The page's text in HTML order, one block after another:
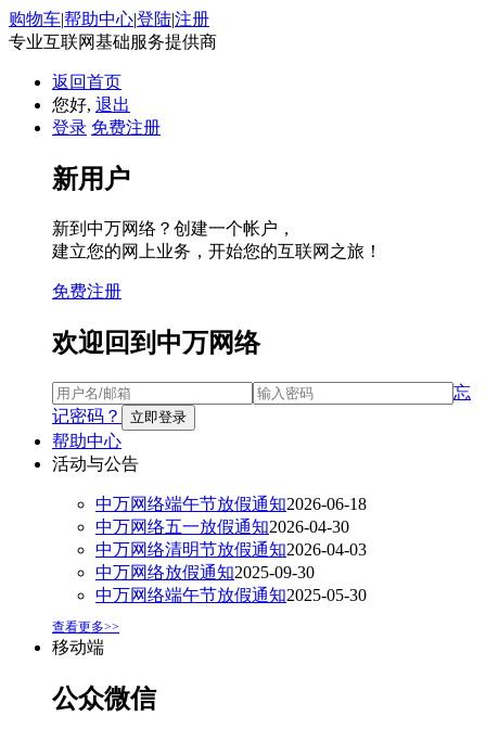
购物车|帮助中心|登陆|注册
专业互联网基础服务提供商
返回首页
您好, 退出
登录 免费注册
新用户
新到中万网络？创建一个帐户，
建立您的网上业务，开始您的互联网之旅！
免费注册
欢迎回到中万网络
忘
记密码？
帮助中心
活动与公告
中万网络端午节放假通知2026-06-18
中万网络五一放假通知2026-04-30
中万网络清明节放假通知2026-04-03
中万网络放假通知2025-09-30
中万网络端午节放假通知2025-05-30
查看更多>>
移动端
公众微信